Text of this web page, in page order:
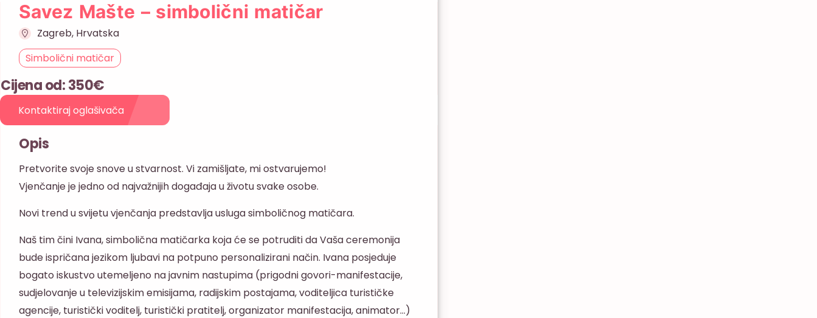
Savez Mašte – simbolični matičar
Zagreb, Hrvatska
Simbolični matičar
Cijena od: 350€
Kontaktiraj oglašivača
Opis
Pretvorite svoje snove u stvarnost. Vi zamišljate, mi ostvarujemo!
Vjenčanje je jedno od najvažnijih događaja u životu svake osobe.
Novi trend u svijetu vjenčanja predstavlja usluga simboličnog matičara.
Naš tim čini Ivana, simbolična matičarka koja će se potruditi da Vaša ceremonija
bude ispričana jezikom ljubavi na potpuno personalizirani način. Ivana posjeduje
bogato iskustvo utemeljeno na javnim nastupima (prigodni govori-manifestacije,
sudjelovanje u televizijskim emisijama, radijskim postajama, voditeljica turističke
agencije, turistički voditelj, turistički pratitelj, organizator manifestacija, animator…)